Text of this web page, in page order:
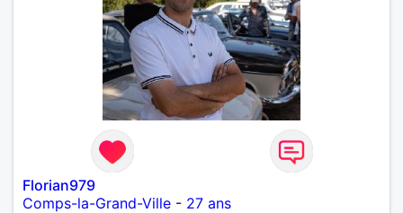
Florian979
Comps-la-Grand-Ville - 27 ans